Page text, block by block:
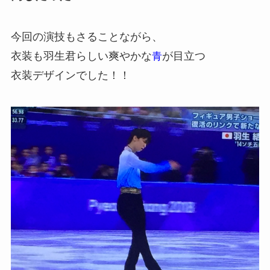
今回の演技もさることながら、
衣装も羽生君らしい爽やかな青が目立つ
衣装デザインでした！！